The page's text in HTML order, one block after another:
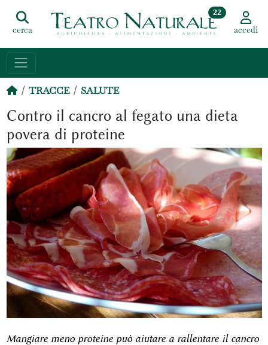
cerca
22
accedi
TRACCE SALUTE
Contro il cancro al fegato una dieta
povera di proteine
Mangiare meno proteine può aiutare a rallentare il cancro